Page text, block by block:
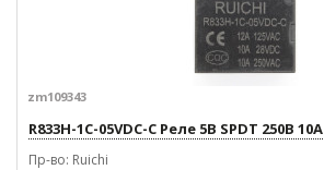
zm109343
R833H-1C-05VDC-C Реле 5В SPDT 250В 10А
Пр-во: Ruichi